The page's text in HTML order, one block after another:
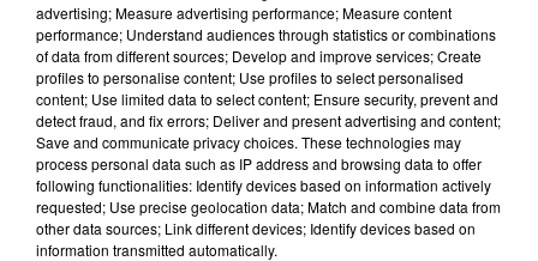
Organisateur https://sr-colmar.fr/
Tarif Payant
advertising; Measure advertising performance; Measure content
performance; Understand audiences through statistics or combinations
of data from different sources; Develop and improve services; Create
profiles to personalise content; Use profiles to select personalised
content; Use limited data to select content; Ensure security, prevent and
detect fraud, and fix errors; Deliver and present advertising and content;
Save and communicate privacy choices. These technologies may
process personal data such as IP address and browsing data to offer
following functionalities: Identify devices based on information actively
requested; Use precise geolocation data; Match and combine data from
other data sources; Link different devices; Identify devices based on
information transmitted automatically.